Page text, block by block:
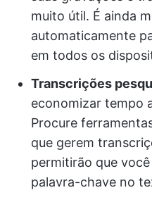
muito útil. É ainda
automaticamente
em todos os
Transcrições
economizar tempo
Procure
que gerem
permitirão que
palavra-chave no